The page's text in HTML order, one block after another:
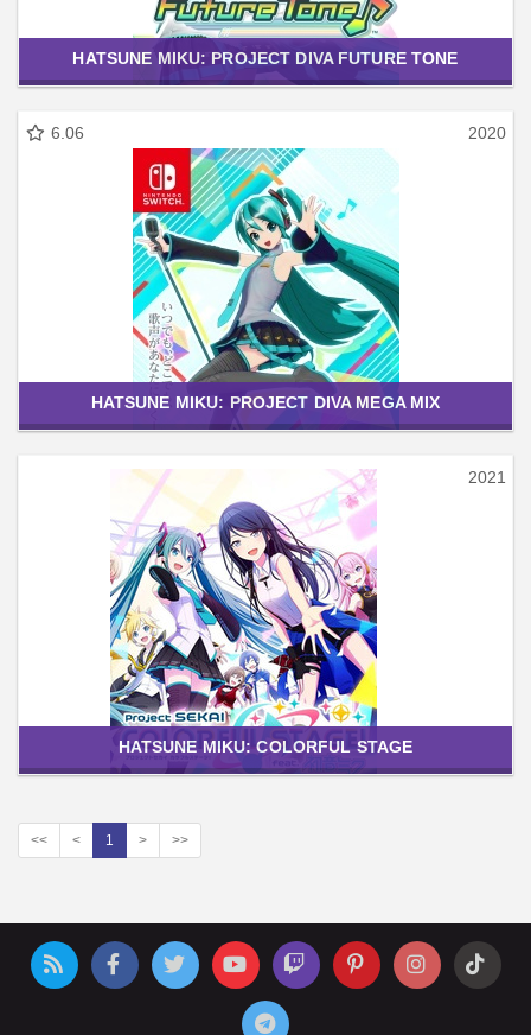
HATSUNE MIKU: PROJECT DIVA FUTURE TONE
6.06 2020
HATSUNE MIKU: PROJECT DIVA MEGA MIX
2021
HATSUNE MIKU: COLORFUL STAGE
<< < 1 > >>